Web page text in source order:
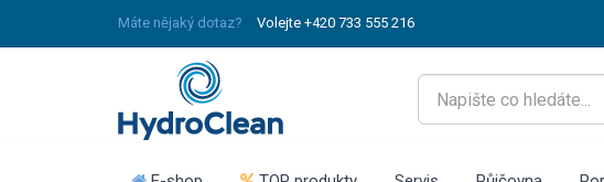
Máte nějaký dotaz? Volejte +420 733 555 216